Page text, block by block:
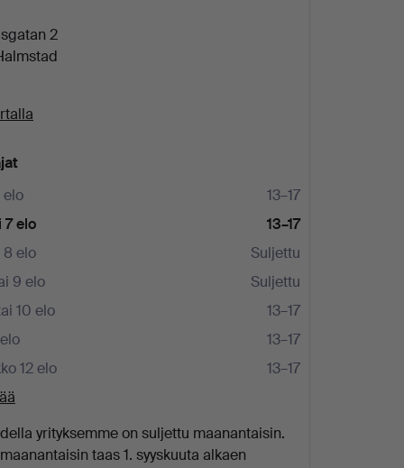
2
elo
13–17
7 elo
13–17
8 elo
Suljettu
9 elo
Suljettu
10 elo
13–17
13–17
12 elo
13–17
yrityksemme on suljettu maanantaisin.
taas 1. syyskuuta alkaen